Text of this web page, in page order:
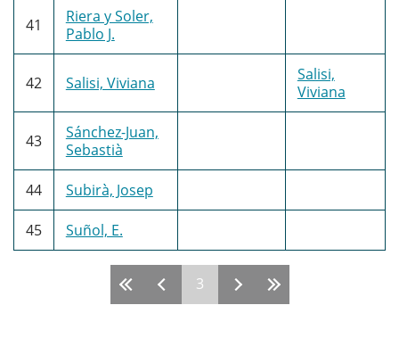
41
Riera y Soler,
Pablo J.
42 Salisi, Viviana
Salisi,
Viviana
43
Sánchez-Juan,
Sebastià
44 Subirà, Josep
45 Suñol, E.
3